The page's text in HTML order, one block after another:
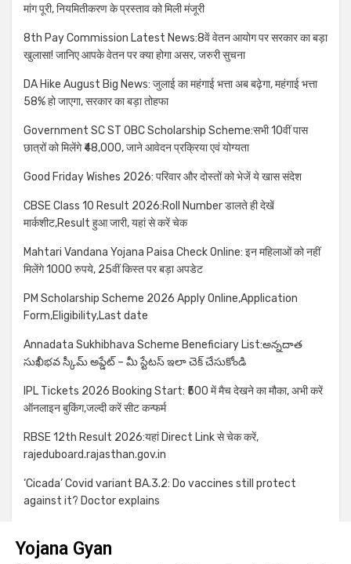
मांग पूरी, नियमितीकरण के प्रस्ताव को मिली मंजूरी
8th Pay Commission Latest News:8वें वेतन आयोग पर सरकार का बड़ा
खुलासा! जानिए आपके वेतन पर क्या होगा असर, जरुरी सुचना
DA Hike August Big News: जुलाई का महंगाई भत्ता अब बढ़ेगा, महंगाई भत्ता
58% हो जाएगा, सरकार का बड़ा तोहफा
Government SC ST OBC Scholarship Scheme:सभी 10वीं पास
छात्रों को मिलेंगे ₹48,000, जाने आवेदन प्रक्रिया एवं योग्यता
Good Friday Wishes 2026: परिवार और दोस्तों को भेजें ये खास संदेश
CBSE Class 10 Result 2026:Roll Number डालते ही देखें
मार्कशीट,Result हुआ जारी, यहां से करें चेक
Mahtari Vandana Yojana Paisa Check Online: इन महिलाओं को नहीं
मिलेंगे 1000 रुपये, 25वीं किस्त पर बड़ा अपडेट
PM Scholarship Scheme 2026 Apply Online,Application
Form,Eligibility,Last date
Annadata Sukhibhava Scheme Beneficiary List:అన్నదాత
సుఖీభవ స్కీమ్ అప్డేట్ – మీ స్టేటస్ ఇలా చెక్ చేసుకోండి
IPL Tickets 2026 Booking Start: ₹500 में मैच देखने का मौका, अभी करें
ऑनलाइन बुकिंग,जल्दी करें सीट कन्फर्म
RBSE 12th Result 2026:यहां Direct Link से चेक करें,
rajeduboard.rajasthan.gov.in
‘Cicada’ Covid variant BA.3.2: Do vaccines still protect
against it? Doctor explains
Yojana Gyan